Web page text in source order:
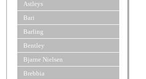
Astleys
Bari
Barling
Bentley
Bjarne Nielsen
Brebbia